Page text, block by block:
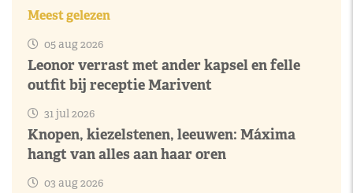
Meest gelezen
05 aug 2026
Leonor verrast met ander kapsel en felle
outfit bij receptie Marivent
31 jul 2026
Knopen, kiezelstenen, leeuwen: Máxima
hangt van alles aan haar oren
03 aug 2026